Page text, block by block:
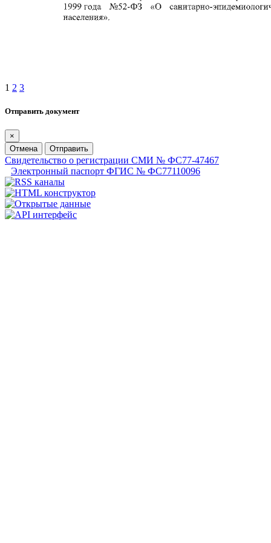
1 2 3
Отправить документ
×
Отмена
Отправить
Свидетельство о регистрации СМИ № ФС77-47467
Электронный паспорт ФГИС № ФС77110096